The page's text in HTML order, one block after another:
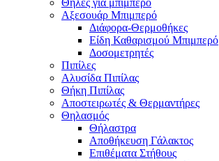
Θηλές για μπιμπερό
Αξεσουάρ Μπιμπερό
Διάφορα-Θερμοθήκες
Είδη Καθαρισμού Μπιμπερό
Δοσομετρητές
Πιπίλες
Αλυσίδα Πιπίλας
Θήκη Πιπίλας
Αποστειρωτές & Θερμαντήρες
Θηλασμός
Θήλαστρα
Αποθήκευση Γάλακτος
Επιθέματα Στήθους